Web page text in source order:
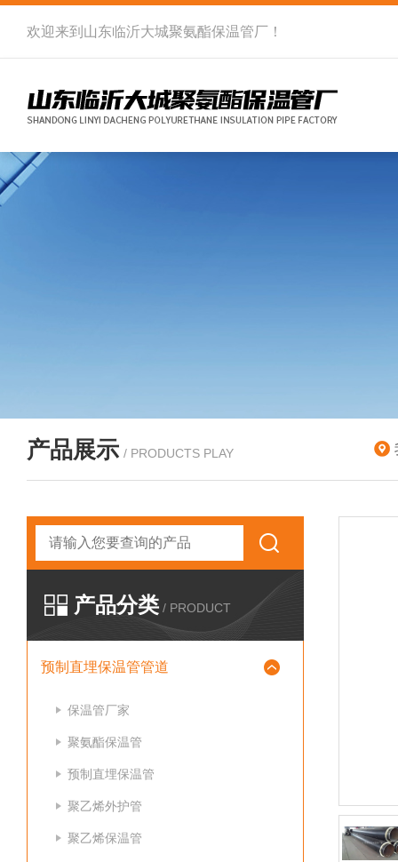
欢迎来到 山东临沂大城聚氨酯保温管厂 ！
产品展示 / PRODUCTS PLAY
产品分类 / PRODUCT
预制直埋保温管管道
保温管厂家
聚氨酯保温管
预制直埋保温管
聚乙烯外护管
聚乙烯保温管